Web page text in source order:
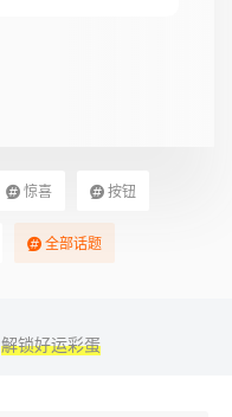
惊喜 按钮
全部话题
解锁好运彩蛋